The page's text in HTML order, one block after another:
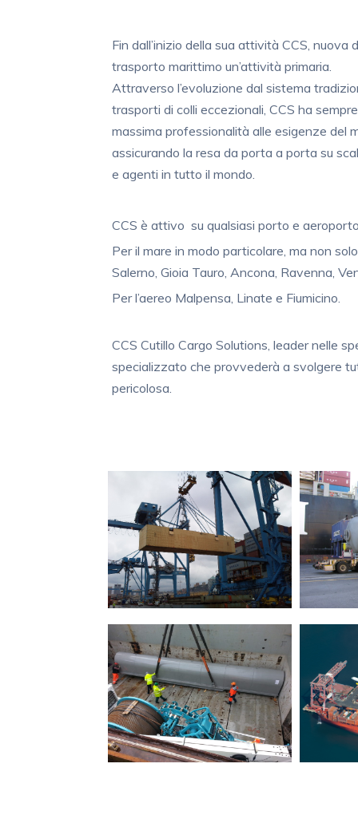
Fin dall’inizio della sua attività CCS,
trasporto marittimo un’attività primaria.
Attraverso l’evoluzione dal sistema
trasporti di colli eccezionali, CCS ha
massima professionalità alle esigenze del
assicurando la resa da porta a porta su
e agenti in tutto il mondo.
CCS è attivo su qualsiasi porto e
Per il mare in modo particolare, ma non
Salerno, Gioia Tauro, Ancona, Ravenna,
Per l’aereo Malpensa, Linate e Fiumicino.
CCS Cutillo Cargo Solutions, leader nelle
specializzato che provvederà a svolgere
pericolosa.